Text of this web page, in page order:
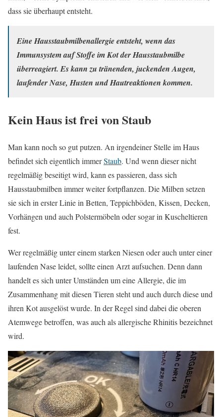
dass sie überhaupt entsteht.
Eine Hausstaubmilbenallergie entsteht, wenn das
Immunsystem auf Stoffe im Kot der Hausstaubmilbe
überreagiert. Es kann zu tränenden, juckenden Augen,
laufender Nase, Husten und Hautreaktionen kommen.
Kein Haus ist frei von Staub
Man kann noch so gut putzen. An irgendeiner Stelle im Haus
befindet sich eigentlich immerStaub. Und wenn dieser nicht
regelmäßig beseitigt wird, kann es passieren, dass sich
Hausstaubmilben immer weiter fortpflanzen. Die Milben setzen
sie sich in erster Linie in Betten, Teppichböden, Kissen, Decken,
Vorhängen und auch Polstermöbeln oder sogar in Kuscheltieren
fest.
Wer regelmäßig unter einem starken Niesen oder auch unter einer
laufenden Nase leidet, sollte einen Arzt aufsuchen. Denn dann
handelt es sich unter Umständen um eine Allergie, die im
Zusammenhang mit diesen Tieren steht und auch durch diese und
ihren Kot ausgelöst wurde. In der Regel sind dabei die oberen
Atemwege betroffen, was auch als allergische Rhinitis bezeichnet
wird.